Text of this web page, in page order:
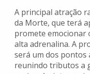
A principal atração
da Morte, que terá
promete emocionar
alta adrenalina. A
será um dos pontos
reunindo tributos a